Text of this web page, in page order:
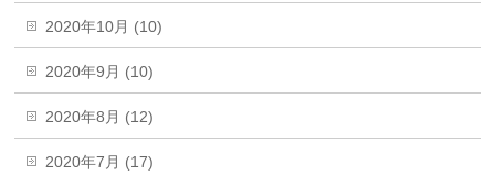
2020年10月 (10)
2020年9月 (10)
2020年8月 (12)
2020年7月 (17)